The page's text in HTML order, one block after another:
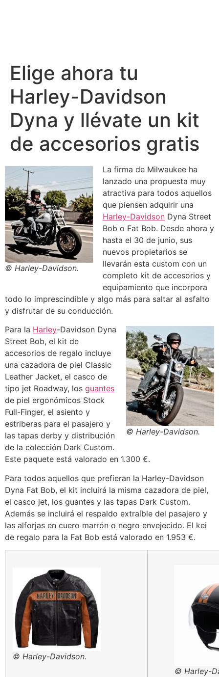
Elige ahora tu
Harley-Davidson
Dyna y llévate un kit
de accesorios gratis
© Harley-Davidson.
La firma de Milwaukee ha
lanzado una propuesta muy
atractiva para todos aquellos
que piensen adquirir una
Harley-Davidson Dyna Street
Bob o Fat Bob. Desde ahora y
hasta el 30 de junio, sus
nuevos propietarios se
llevarán esta custom con un
completo kit de accesorios y
equipamiento que incorpora
todo lo imprescindible y algo más para saltar al asfalto
y disfrutar de su conducción.
© Harley-Davidson.
Para la Harley-Davidson Dyna
Street Bob, el kit de
accesorios de regalo incluye
una cazadora de piel Classic
Leather Jacket, el casco de
tipo jet Roadway, los guantes
de piel ergonómicos Stock
Full-Finger, el asiento y
estriberas para el pasajero y
las tapas derby y distribución
de la colección Dark Custom.
Este paquete está valorado en 1.300 €.
Para todos aquellos que prefieran la Harley-Davidson
Dyna Fat Bob, el kit incluirá la misma cazadora de piel,
el casco jet, los guantes y las tapas Dark Custom.
Además se incluirá el respaldo extraíble del pasajero y
las alforjas en cuero marrón o negro envejecido. El kei
de regalo para la Fat Bob está valorado en 1.953 €.
© Harley-Davidson.
© Harley-